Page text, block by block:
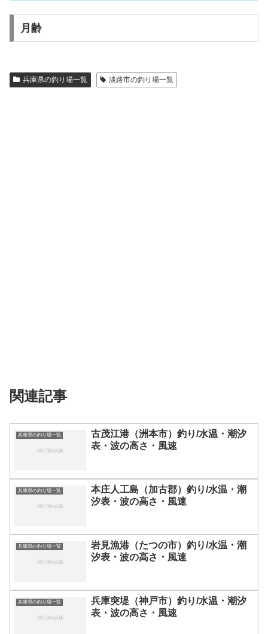
月齢
兵庫県の釣り場一覧 淡路市の釣り場一覧
関連記事
兵庫県の釣り場一覧
古茂江港（洲本市）釣り/水温・潮汐
表・波の高さ・風速
兵庫県の釣り場一覧
本庄人工島（加古郡）釣り/水温・潮
汐表・波の高さ・風速
兵庫県の釣り場一覧
岩見漁港（たつの市）釣り/水温・潮
汐表・波の高さ・風速
兵庫県の釣り場一覧
兵庫突堤（神戸市）釣り/水温・潮汐
表・波の高さ・風速